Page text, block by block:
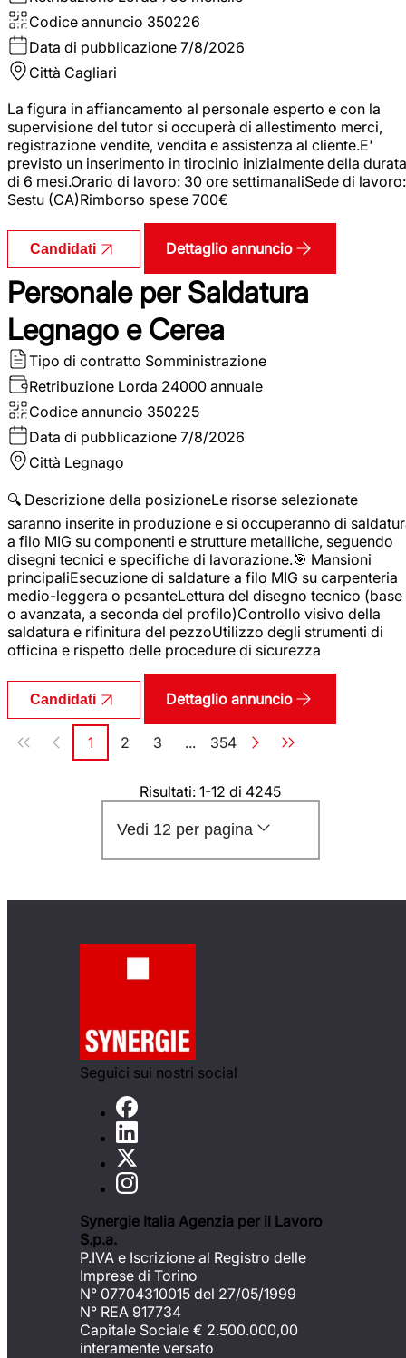
Codice annuncio 350226
Data di pubblicazione 7/8/2026
Città Cagliari
La figura in affiancamento al personale esperto e con la
supervisione del tutor si occuperà di allestimento merci,
registrazione vendite, vendita e assistenza al cliente.E'
previsto un inserimento in tirocinio inizialmente della durata
di 6 mesi.Orario di lavoro: 30 ore settimanaliSede di lavoro:
Sestu (CA)Rimborso spese 700€
Candidati Dettaglio annuncio
Personale per Saldatura
Legnago e Cerea
Tipo di contratto Somministrazione
Retribuzione Lorda 24000 annuale
Codice annuncio 350225
Data di pubblicazione 7/8/2026
Città Legnago
🔍 Descrizione della posizioneLe risorse selezionate
saranno inserite in produzione e si occuperanno di
a filo MIG su componenti e strutture metalliche, seguendo
disegni tecnici e specifiche di lavorazione.🎯 Mansioni
principaliEsecuzione di saldature a filo MIG su carpenteria
medio-leggera o pesanteLettura del disegno tecnico (base
o avanzata, a seconda del profilo)Controllo visivo della
saldatura e rifinitura del pezzoUtilizzo degli strumenti di
officina e rispetto delle procedure di sicurezza
Candidati Dettaglio annuncio
Paginazione
Pagina
1 Pagina
2 Pagina
3 ... Pagina
354
Risultati: 1-12 di 4245
Vedi 12 per pagina
Seguici sui nostri social
Synergie Italia Agenzia per il Lavoro
S.p.a.
P.IVA e Iscrizione al Registro delle
Imprese di Torino
N° 07704310015 del 27/05/1999
N° REA 917734
Capitale Sociale € 2.500.000,00
interamente versato